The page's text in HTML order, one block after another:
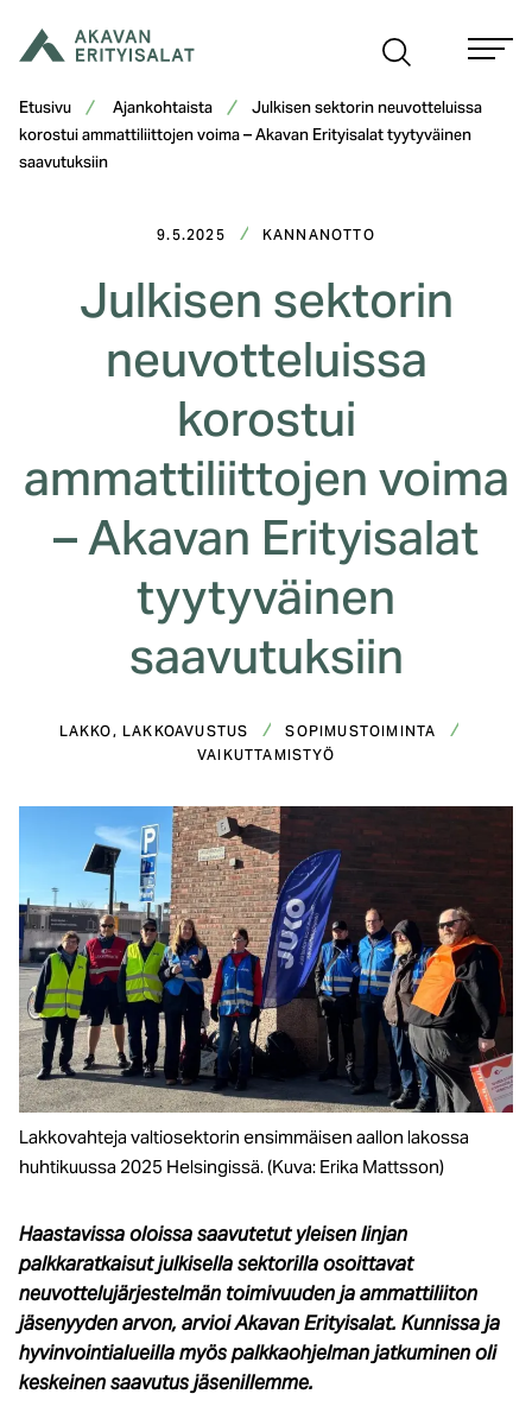
sisältöön
Etusivu Ajankohtaista
Julkisen sektorin neuvotteluissa
korostui ammattiliittojen voima – Akavan Erityisalat tyytyväinen
saavutuksiin
9.5.2025 KANNANOTTO
Julkisen sektorin
neuvotteluissa
korostui
ammattiliittojen voima
– Akavan Erityisalat
tyytyväinen
saavutuksiin
LAKKO, LAKKOAVUSTUS SOPIMUSTOIMINTA
VAIKUTTAMISTYÖ
Lakkovahteja valtiosektorin ensimmäisen aallon lakossa
huhtikuussa 2025 Helsingissä. (Kuva: Erika Mattsson)
Haastavissa oloissa saavutetut yleisen linjan
palkkaratkaisut julkisella sektorilla osoittavat
neuvottelujärjestelmän toimivuuden ja ammattiliiton
jäsenyyden arvon, arvioi Akavan Erityisalat. Kunnissa ja
hyvinvointialueilla myös palkkaohjelman jatkuminen oli
keskeinen saavutus jäsenillemme.